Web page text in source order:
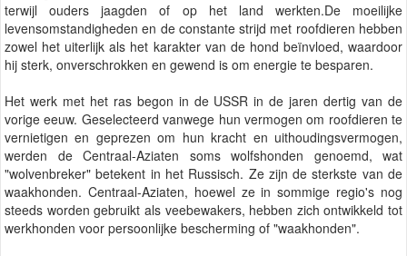
terwijl ouders jaagden of op het land werkten.De moeilijke
levensomstandigheden en de constante strijd met roofdieren hebben
zowel het uiterlijk als het karakter van de hond beïnvloed, waardoor
hij sterk, onverschrokken en gewend is om energie te besparen.
Het werk met het ras begon in de USSR in de jaren dertig van de
vorige eeuw. Geselecteerd vanwege hun vermogen om roofdieren te
vernietigen en geprezen om hun kracht en uithoudingsvermogen,
werden de Centraal-Aziaten soms wolfshonden genoemd, wat
"wolvenbreker" betekent in het Russisch. Ze zijn de sterkste van de
waakhonden. Centraal-Aziaten, hoewel ze in sommige regio's nog
steeds worden gebruikt als veebewakers, hebben zich ontwikkeld tot
werkhonden voor persoonlijke bescherming of "waakhonden".